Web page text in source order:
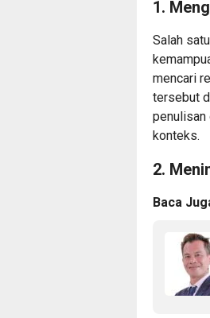
1.
Salah
mencari
tersebut
penulisan
konteks.
2.
Baca